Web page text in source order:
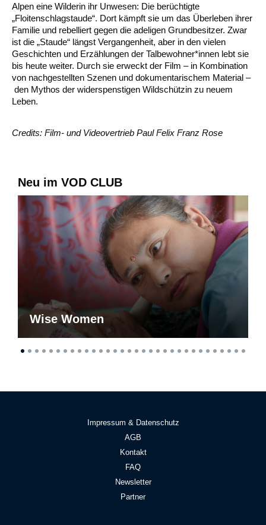
Alpen eine Wilderin ihr Unwesen: Die berüchtigte
„Floitenschlagstaude“. Dort kämpft sie um das Überleben ihrer
Familie und rebelliert gegen die adeligen Grundbesitzer. Zwar
ist die „Staude“ längst Vergangenheit, aber in den vielen
Geschichten und Erzählungen der Talbewohner*innen lebt sie
bis heute weiter. Durch sie erweckt der Film – in Kombination
von nachgestellten Szenen und dokumentarischem Material –
den Mythos der widerspenstigen Wildschützin zu neuem
Leben.
Credits: Film- und Videovertrieb Paul Felix Franz Rose
Neu im VOD CLUB
Wise Women
Impressum & Datenschutz
AGB
Kontakt
FAQ
Newsletter
Partner